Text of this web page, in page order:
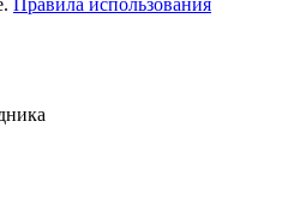
Правила использования